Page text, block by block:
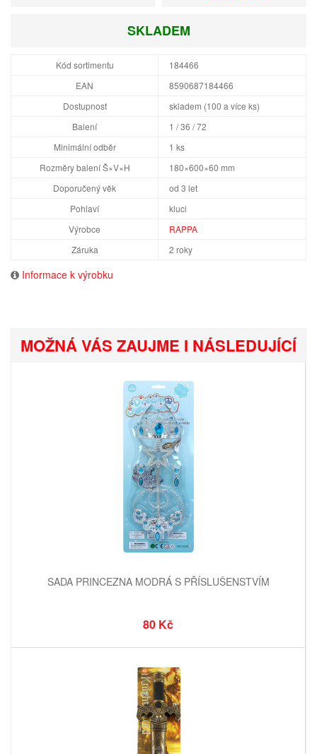
SKLADEM
Kód sortimentu
184466
EAN
8590687184466
Dostupnost
skladem (100 a více ks)
Balení
1 / 36 / 72
Minimální odběr
1 ks
Rozměry balení Š×V×H
180×600×60 mm
Doporučený věk
od 3 let
Pohlaví
kluci
Výrobce
RAPPA
Záruka
2 roky
Informace k výrobku
MOŽNÁ VÁS ZAUJME I NÁSLEDUJÍCÍ
SADA PRINCEZNA MODRÁ S PŘÍSLUŠENSTVÍM
80 Kč